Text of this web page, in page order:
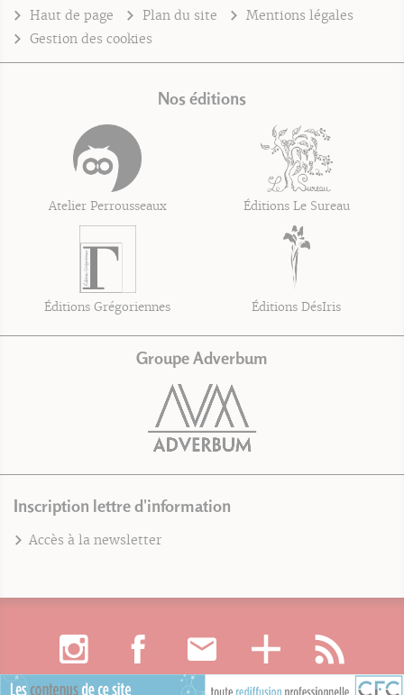
Haut de page Plan du site
Mentions légales
Gestion des cookies
Nos éditions
Atelier Perrousseaux Éditions Le Sureau
Éditions Grégoriennes Éditions DésIris
Groupe Adverbum
Inscription lettre d'information
Accès à la newsletter